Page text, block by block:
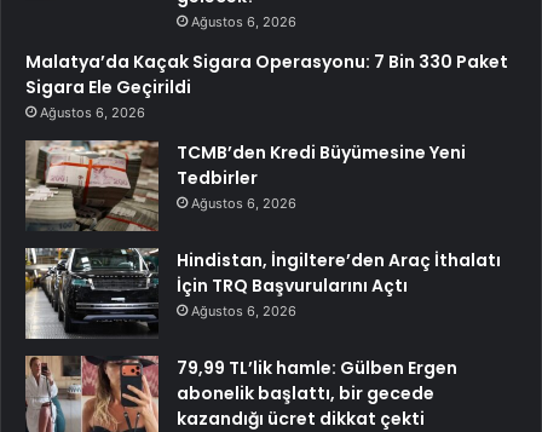
Ağustos 6, 2026
Malatya’da Kaçak Sigara Operasyonu: 7 Bin 330 Paket
Sigara Ele Geçirildi
Ağustos 6, 2026
TCMB’den Kredi Büyümesine Yeni
Tedbirler
Ağustos 6, 2026
Hindistan, İngiltere’den Araç İthalatı
İçin TRQ Başvurularını Açtı
Ağustos 6, 2026
79,99 TL’lik hamle: Gülben Ergen
abonelik başlattı, bir gecede
kazandığı ücret dikkat çekti